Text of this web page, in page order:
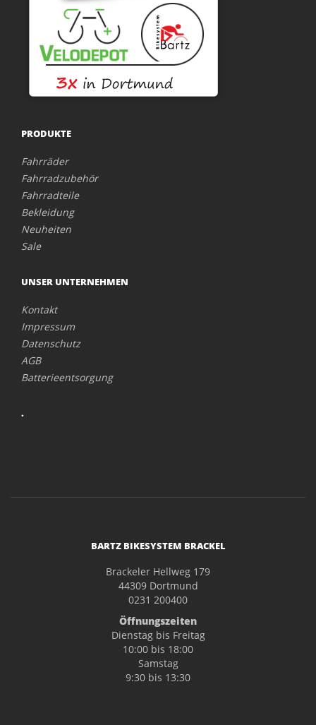
PRODUKTE
Fahrräder
Fahrradzubehör
Fahrradteile
Bekleidung
Neuheiten
Sale
UNSER UNTERNEHMEN
Kontakt
Impressum
Datenschutz
AGB
Batterieentsorgung
.
BARTZ BIKESYSTEM BRACKEL
Brackeler Hellweg 179
44309 Dortmund
0231 200400
Öffnungszeiten
Dienstag bis Freitag
10:00 bis 18:00
Samstag
9:30 bis 13:30